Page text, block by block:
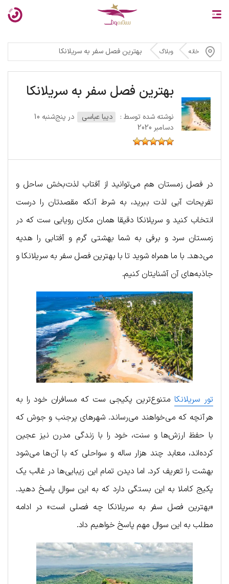
خانه وبلاگ بهترین فصل سفر به سریلانکا
بهترین فصل سفر به سریلانکا
نوشته شده توسط : دیبا عباسی
در پنج‌شنبه 10
دسامبر 2020
در فصل زمستان هم می‌توانید از آفتاب لذت‌بخش ساحل و
تفریحات آبی لذت ببرید، به شرط آنکه مقصدتان را درست
انتخاب کنید و سریلانکا دقیقا همان مکان رویایی ست که در
زمستان سرد و برفی به شما بهشتی گرم و آفتابی را هدیه
می‌دهد. با ما همراه شوید تا با بهترین فصل سفر به سریلانکا و
جاذبه‌های آن آشنایتان کنیم.
تور سریلانکا متنوع‌ترین پکیجی ست که مسافران خود را به
هرآنچه که می‌خواهند می‌رساند. شهرهای پرجنب و جوش که
با حفظ ارزش‌ها و سنت، خود را با زندگی مدرن نیز عجین
کرده‌اند، معابد چند هزار ساله و سواحلی که با آن‌ها می‌شود
بهشت را تعریف کرد. اما دیدن تمام این زیبایی‌ها در غالب یک
پکیج کاملا به این بستگی دارد که به این سوال پاسخ دهید.
«بهترین فصل سفر به سریلانکا چه فصلی است» در ادامه
مطلب به این سوال مهم پاسخ خواهیم داد.